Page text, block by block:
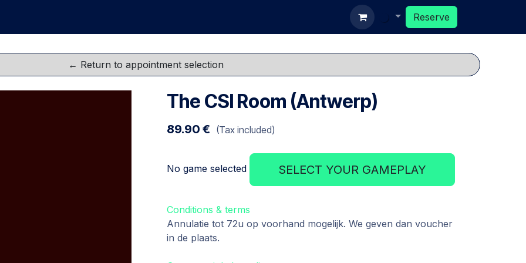
Reserve
The CSI Room (Antwerp)
89.90 € (Tax included)
No game selected SELECT YOUR GAMEPLAY
Conditions & terms
Annulatie tot 72u op voorhand mogelijk. We geven dan voucher
in de plaats.